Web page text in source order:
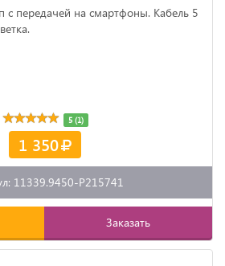
с передачей на смартфоны. Кабель 5
5 (1)
1 350
11339.9450-P215741
Заказать